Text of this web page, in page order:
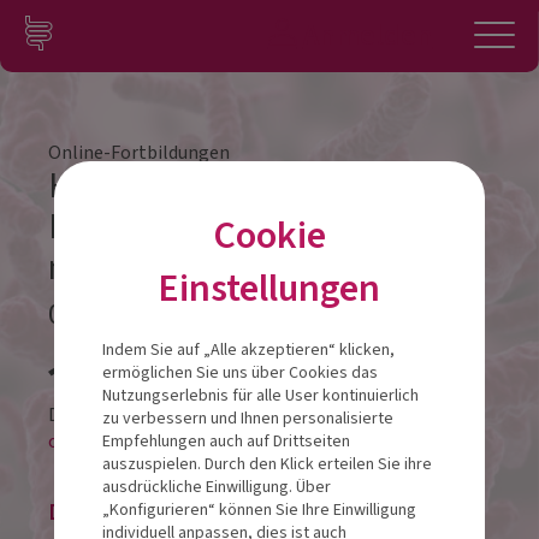
Zum Inhalt springen
Konto
Online-Fortbildungen
Husten – Schnupfen –
Halsschmerzen . Aboca hilft –
natürlich !
02.09.2024
Diese Veranstaltung findet als
online-LIVESTREAM statt.
Die Veranstaltung ist beendet.
Cookie
Einstellungen
Indem Sie auf „Alle akzeptieren“ klicken,
ermöglichen Sie uns über Cookies das
Nutzungserlebnis für alle User kontinuierlich
zu verbessern und Ihnen personalisierte
Empfehlungen auch auf Drittseiten
auszuspielen. Durch den Klick erteilen Sie ihre
ausdrückliche Einwilligung. Über
„Konfigurieren“ können Sie Ihre Einwilligung
individuell anpassen, dies ist auch